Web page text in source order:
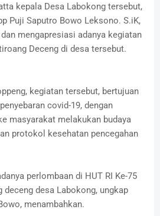
kepala Desa Labokong tersebut,
Puji Saputro Bowo Leksono. S.iK,
mengapresiasi adanya kegiatan
Deceng di desa tersebut.
kegiatan tersebut, bertujuan
covid-19, dengan
masyarakat melakukan budaya
protokol kesehatan pencegahan
perlombaan di HUT RI Ke-75
deceng desa Labokong, ungkap
menambahkan.